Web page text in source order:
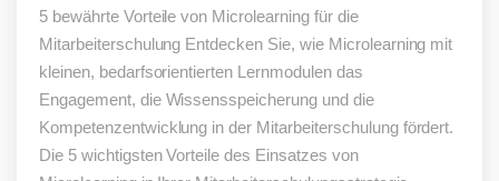
5 bewährte Vorteile von Microlearning für die
Mitarbeiterschulung Entdecken Sie, wie Microlearning mit
kleinen, bedarfsorientierten Lernmodulen das
Engagement, die Wissensspeicherung und die
Kompetenzentwicklung in der Mitarbeiterschulung fördert.
Die 5 wichtigsten Vorteile des Einsatzes von